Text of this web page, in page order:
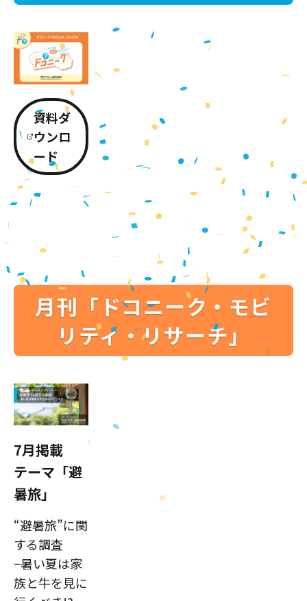
資料ダ
ウンロ
ード
月刊「ドコニーク・モビ
リティ・リサーチ」
7月掲載
テーマ「避
暑旅」
“避暑旅”に関
する調査
−暑い夏は家
族と牛を見に